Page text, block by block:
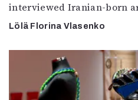
interviewed Iranian-born
Lölä Florina Vlasenko